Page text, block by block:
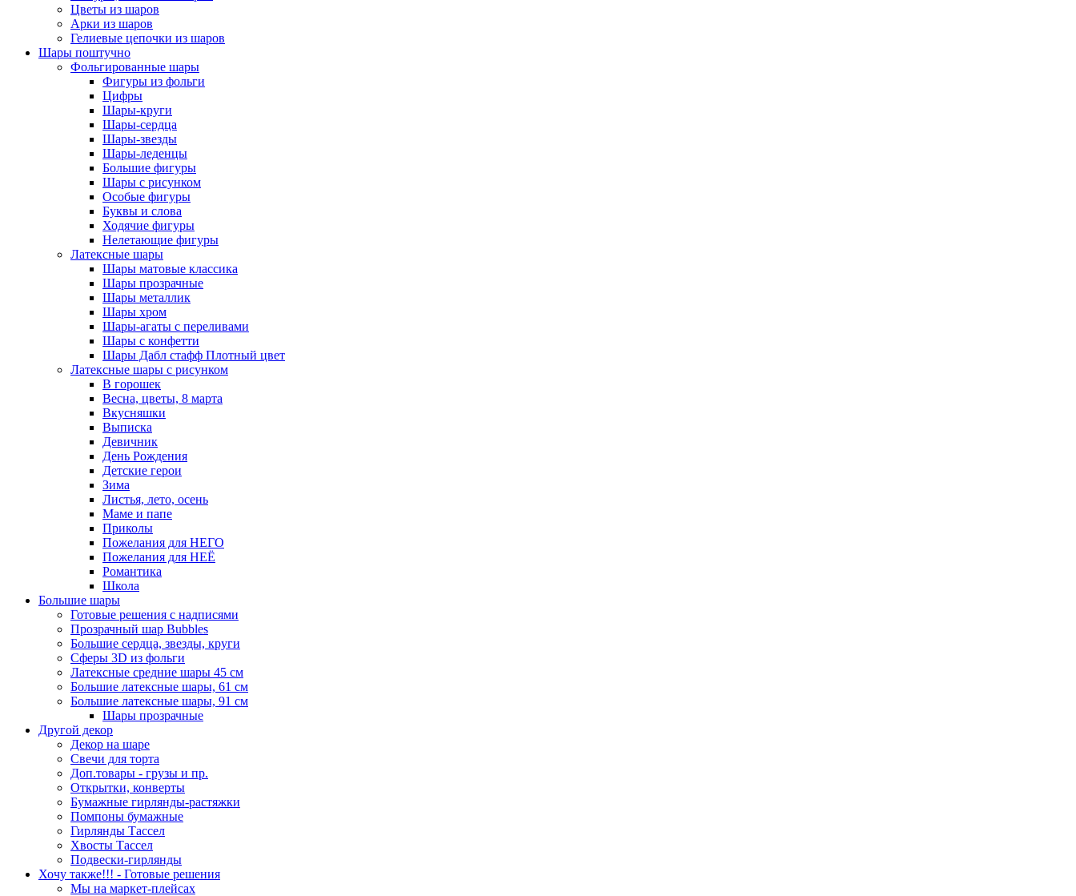
Цветы из шаров
Арки из шаров
Гелиевые цепочки из шаров
Шары поштучно
Фольгированные шары
Фигуры из фольги
Цифры
Шары-круги
Шары-сердца
Шары-звезды
Шары-леденцы
Большие фигуры
Шары с рисунком
Особые фигуры
Буквы и слова
Ходячие фигуры
Нелетающие фигуры
Латексные шары
Шары матовые классика
Шары прозрачные
Шары металлик
Шары хром
Шары-агаты с переливами
Шары с конфетти
Шары Дабл стафф Плотный цвет
Латексные шары с рисунком
В горошек
Весна, цветы, 8 марта
Вкусняшки
Выписка
Девичник
День Рождения
Детские герои
Зима
Листья, лето, осень
Маме и папе
Приколы
Пожелания для НЕГО
Пожелания для НЕЁ
Романтика
Школа
Большие шары
Готовые решения с надписями
Прозрачный шар Bubbles
Большие сердца, звезды, круги
Сферы 3D из фольги
Латексные средние шары 45 см
Большие латексные шары, 61 см
Большие латексные шары, 91 см
Шары прозрачные
Другой декор
Декор на шаре
Свечи для торта
Доп.товары - грузы и пр.
Открытки, конверты
Бумажные гирлянды-растяжки
Помпоны бумажные
Гирлянды Тассел
Хвосты Тассел
Подвески-гирлянды
Хочу также!!! - Готовые решения
Мы на маркет-плейсах